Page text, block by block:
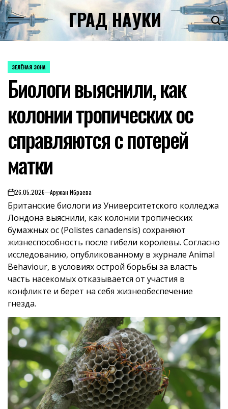
Skip
to
content
ГРАД НАУКИ
POSTED
ЗЕЛЁНАЯ ЗОНА
Биологи выяснили, как
колонии тропических ос
справляются с потерей
матки
on26.05.2026 Аружан Ибраева
Британские биологи из Университетского колледжа
Лондона выяснили, как колонии тропических
бумажных ос (Polistes canadensis) сохраняют
жизнеспособность после гибели королевы. Согласно
исследованию, опубликованному в журнале Animal
Behaviour, в условиях острой борьбы за власть
часть насекомых отказывается от участия в
конфликте и берет на себя жизнеобеспечение
гнезда.